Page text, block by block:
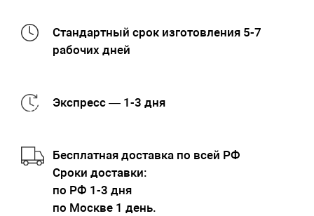
Стандартный срок изготовления 5-7
рабочих дней
Экспресс — 1-3 дня
Бесплатная доставка по всей РФ
Cроки доставки:
по РФ 1-3 дня
по Москве 1 день.